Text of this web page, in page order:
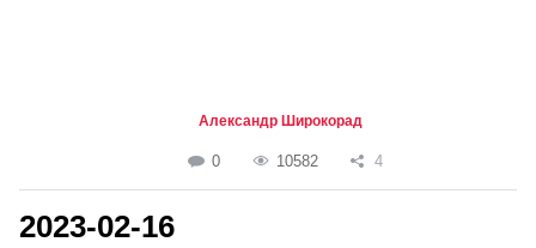
Александр Широкорад
0 10582 4
2023-02-16